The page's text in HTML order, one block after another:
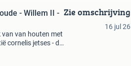
- Willem II -
van van houten met
cornelis jetses - de
Zie omschrijving
16 jul 26